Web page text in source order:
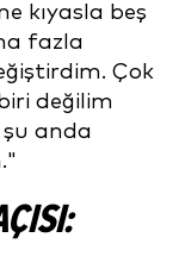
kıyasla beş
fazla
Çok
değilim
anda